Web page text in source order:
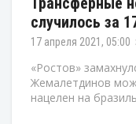
случилось за
17 апреля 2021, 05:00
«Ростов»
Жемалетдинов
нацелен на